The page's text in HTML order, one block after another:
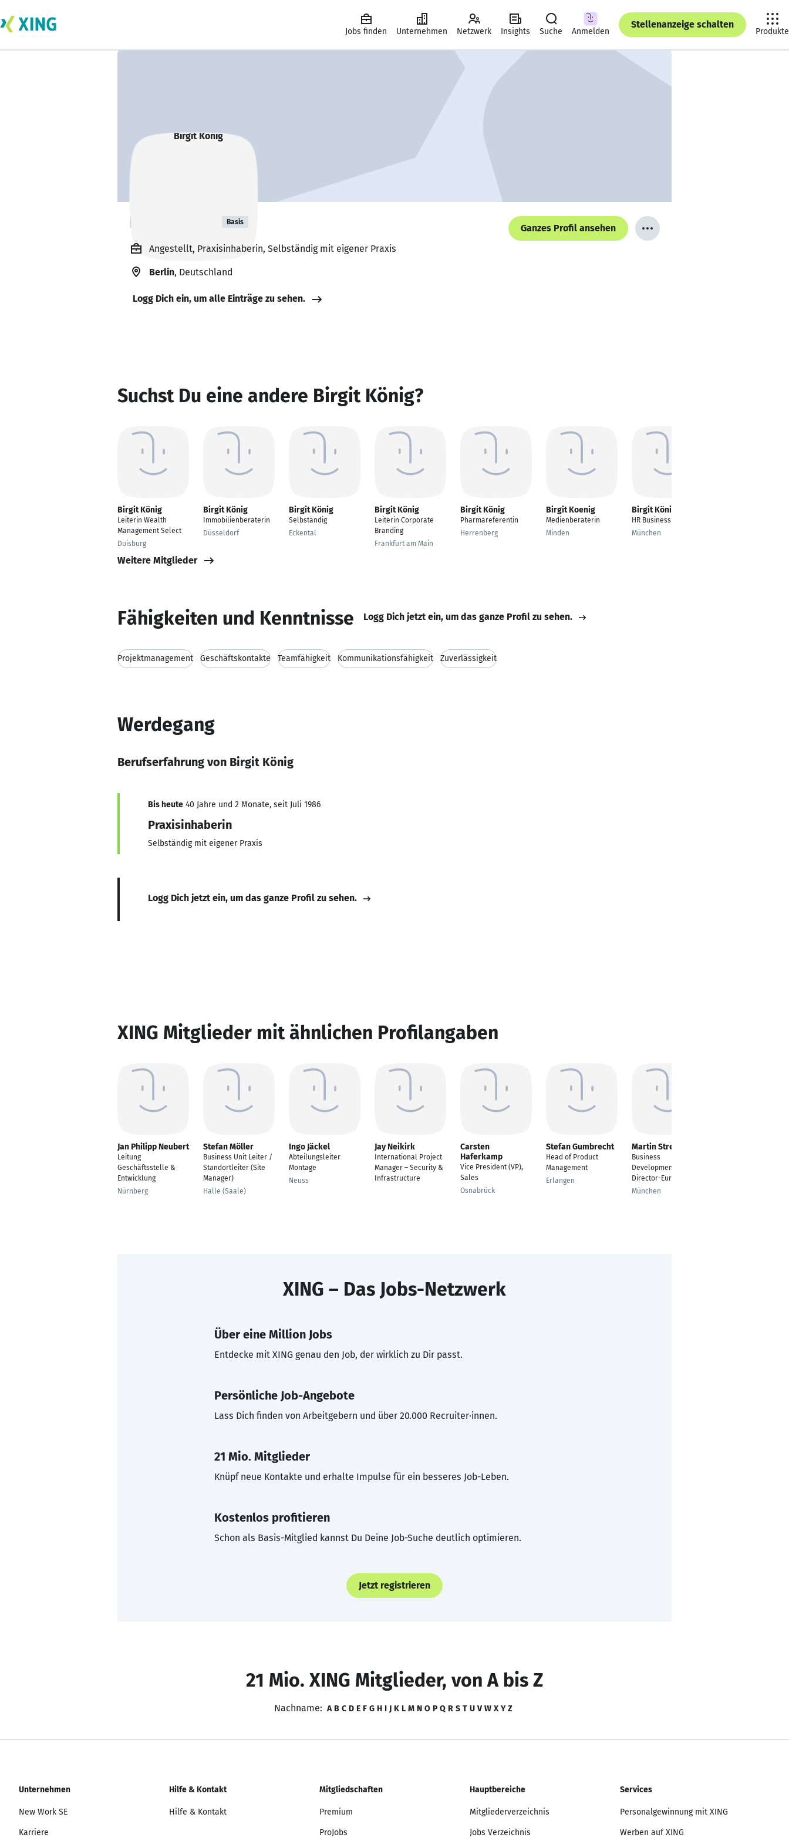
Jobs finden Unternehmen Netzwerk Insights Suche Anmelden
Stellenanzeige schalten
Produkte
Birgit König Basis
Ganzes Profil ansehen
Angestellt, Praxisinhaberin, Selbständig mit eigener Praxis
Berlin, Deutschland
Logg Dich ein, um alle Einträge zu sehen.
Suchst Du eine andere Birgit König?
Birgit König
Leiterin Wealth
Management Select
Duisburg
Birgit König
Immobilienberaterin
Düsseldorf
Birgit König
Selbständig
Eckental
Birgit König
Leiterin Corporate
Branding
Frankfurt am Main
Birgit König
Pharmareferentin
Herrenberg
Birgit Koenig
Medienberaterin
Minden
Birgit König
HR Business Partner
München
Weitere Mitglieder
Fähigkeiten und Kenntnisse Logg Dich jetzt ein, um das ganze Profil zu sehen.
Projektmanagement Geschäftskontakte Teamfähigkeit Kommunikationsfähigkeit Zuverlässigkeit
Werdegang
Berufserfahrung von Birgit König
Bis heute 40 Jahre und 2 Monate, seit Juli 1986
Praxisinhaberin
Selbständig mit eigener Praxis
Logg Dich jetzt ein, um das ganze Profil zu sehen.
XING Mitglieder mit ähnlichen Profilangaben
Jan Philipp Neubert
Leitung
Geschäftsstelle &
Entwicklung
Nürnberg
Stefan Möller
Business Unit Leiter /
Standortleiter (Site
Manager)
Halle (Saale)
Ingo Jäckel
Abteilungsleiter
Montage
Neuss
Jay Neikirk
International Project
Manager – Security &
Infrastructure
Carsten
Haferkamp
Vice President (VP),
Sales
Osnabrück
Stefan Gumbrecht
Head of Product
Management
Erlangen
Martin Streckel
Business
Development
Director-Europe
München
XING – Das Jobs-Netzwerk
Über eine Million Jobs
Entdecke mit XING genau den Job, der wirklich zu Dir passt.
Persönliche Job-Angebote
Lass Dich finden von Arbeitgebern und über 20.000 Recruiter·innen.
21 Mio. Mitglieder
Knüpf neue Kontakte und erhalte Impulse für ein besseres Job-Leben.
Kostenlos profitieren
Schon als Basis-Mitglied kannst Du Deine Job-Suche deutlich optimieren.
Jetzt registrieren
21 Mio. XING Mitglieder, von A bis Z
Nachname: A B C D E F G H I J K L M N O P Q R S T U V W X Y Z
Unternehmen
New Work SE
Karriere
Hilfe & Kontakt
Hilfe & Kontakt
Mitgliedschaften
Premium
ProJobs
Hauptbereiche
Mitgliederverzeichnis
Jobs Verzeichnis
Services
Personalgewinnung mit XING
Werben auf XING